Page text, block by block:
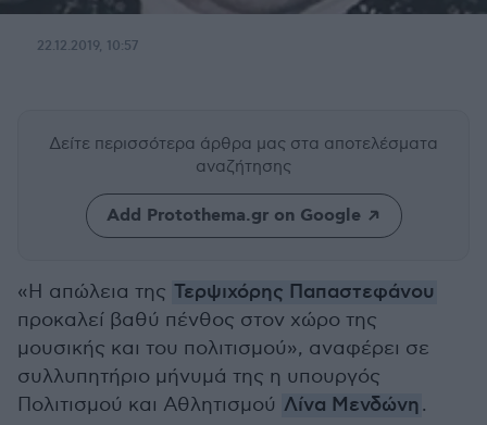
22.12.2019, 10:57
Δείτε περισσότερα άρθρα μας στα αποτελέσματα
αναζήτησης
Add Protothema.gr on Google
«Η απώλεια της Τερψιχόρης Παπαστεφάνου
προκαλεί βαθύ πένθος στον χώρο της
μουσικής και του πολιτισμού», αναφέρει σε
συλλυπητήριο μήνυμά της η υπουργός
Πολιτισμού και Αθλητισμού Λίνα Μενδώνη.